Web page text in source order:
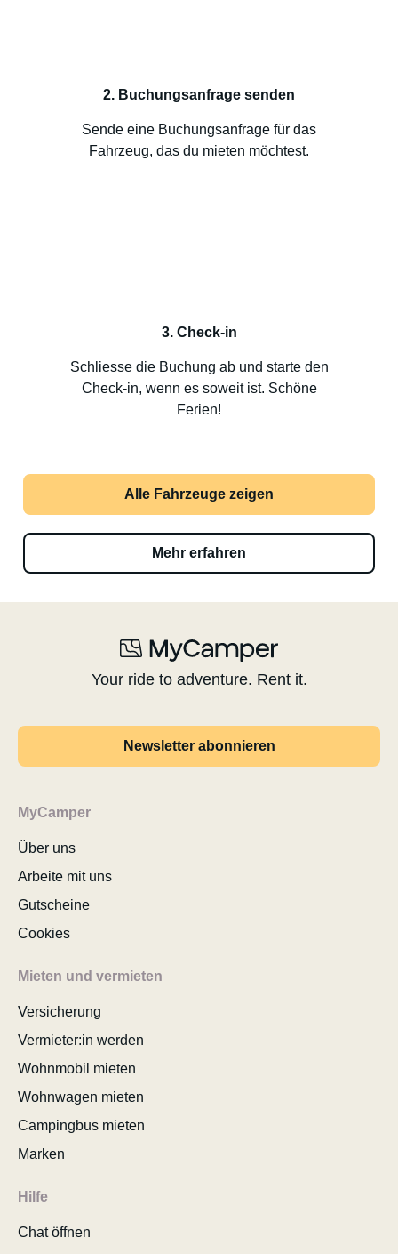
2. Buchungsanfrage senden
Sende eine Buchungsanfrage für das
Fahrzeug, das du mieten möchtest.
3. Check-in
Schliesse die Buchung ab und starte den
Check-in, wenn es soweit ist. Schöne
Ferien!
Alle Fahrzeuge zeigen
Mehr erfahren
Your ride to adventure. Rent it.
Newsletter abonnieren
MyCamper
Über uns
Arbeite mit uns
Gutscheine
Cookies
Mieten und vermieten
Versicherung
Vermieter:in werden
Wohnmobil mieten
Wohnwagen mieten
Campingbus mieten
Marken
Hilfe
Chat öffnen